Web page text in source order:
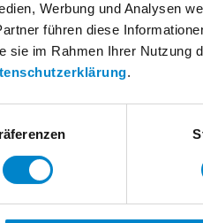
Werbung und Analysen
führen diese
sie im Rahmen Ihrer Nutzung
.
sowie
eingelegt wird. Der
(z. B. Detail-Abdichtung